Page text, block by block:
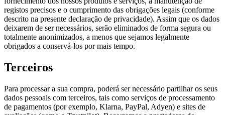
registos precisos e o cumprimento das obrigações legais (conforme
descrito na presente declaração de privacidade). Assim que os dados
deixarem de ser necessários, serão eliminados de forma segura ou
totalmente anonimizados, a menos que sejamos legalmente
obrigados a conservá-los por mais tempo.
Terceiros
Para processar a sua compra, poderá ser necessário partilhar os seus
dados pessoais com terceiros, tais como serviços de processamento
de pagamentos (por exemplo, Klarna, PayPal, Adyen) e sites de